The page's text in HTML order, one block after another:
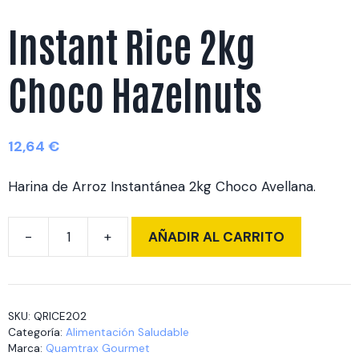
Instant Rice 2kg
Choco Hazelnuts
12,64 €
Harina de Arroz Instantánea 2kg Choco Avellana.
Instant
2kg
Hazelnuts
cantidad
AÑADIR AL CARRITO
SKU: QRICE202
Categoría: Alimentación Saludable
Marca: Quamtrax Gourmet